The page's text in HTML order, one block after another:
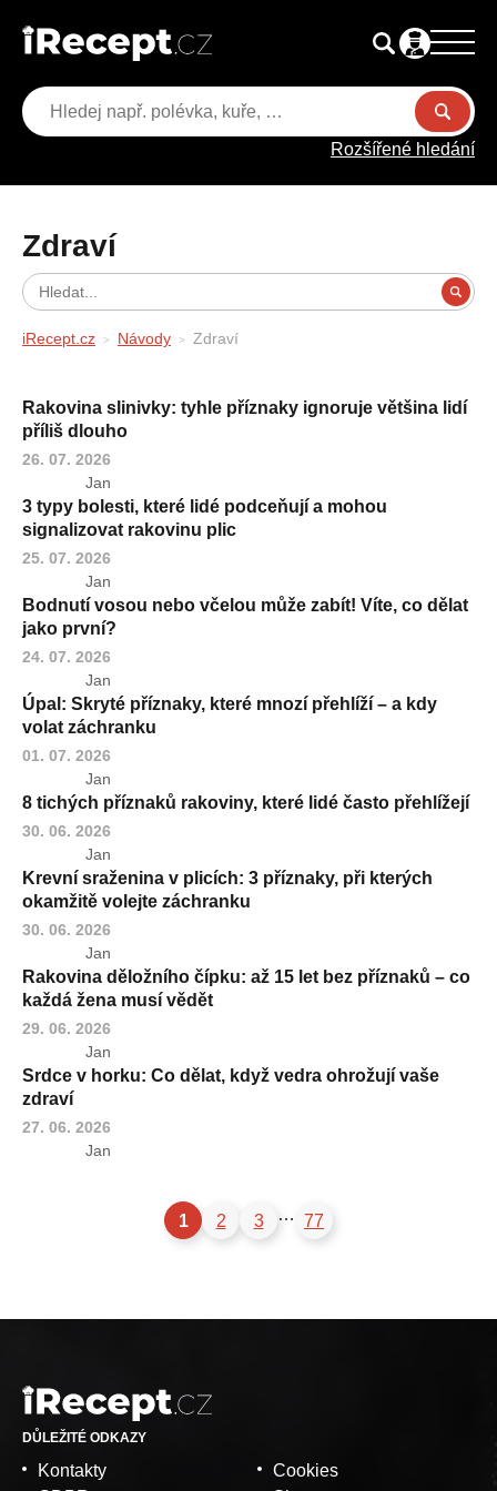
Rozšířené hledání
Zdraví
iRecept.cz Návody Zdraví
Rakovina slinivky: tyhle příznaky ignoruje většina lidí
příliš dlouho
26. 07. 2026
Jan
3 typy bolesti, které lidé podceňují a mohou
signalizovat rakovinu plic
25. 07. 2026
Jan
Bodnutí vosou nebo včelou může zabít! Víte, co dělat
jako první?
24. 07. 2026
Jan
Úpal: Skryté příznaky, které mnozí přehlíží – a kdy
volat záchranku
01. 07. 2026
Jan
8 tichých příznaků rakoviny, které lidé často přehlížejí
30. 06. 2026
Jan
Krevní sraženina v plicích: 3 příznaky, při kterých
okamžitě volejte záchranku
30. 06. 2026
Jan
Rakovina děložního čípku: až 15 let bez příznaků – co
každá žena musí vědět
29. 06. 2026
Jan
Srdce v horku: Co dělat, když vedra ohrožují vaše
zdraví
27. 06. 2026
Jan
1 2 3 … 77
DŮLEŽITÉ ODKAZY
Kontakty
Cookies